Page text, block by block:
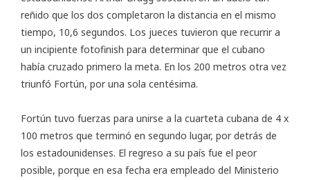
reñido que los dos completaron la distancia en el mismo
tiempo, 10,6 segundos. Los jueces tuvieron que recurrir a
un incipiente fotofinish para determinar que el cubano
había cruzado primero la meta. En los 200 metros otra vez
triunfó Fortún, por una sola centésima.
Fortún tuvo fuerzas para unirse a la cuarteta cubana de 4 x
100 metros que terminó en segundo lugar, por detrás de
los estadounidenses. El regreso a su país fue el peor
posible, porque en esa fecha era empleado del Ministerio